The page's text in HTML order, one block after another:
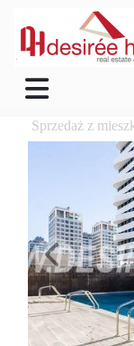
Sprzedaż z